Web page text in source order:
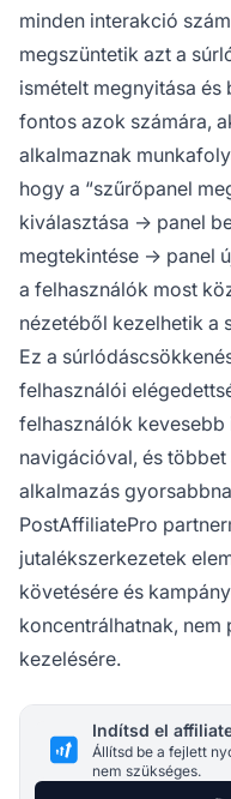
minden interakció
megszüntetik azt a
ismételt megnyitása
fontos azok számára,
alkalmaznak
hogy a “szűrőpanel
kiválasztása → panel
megtekintése → panel
a felhasználók most
nézetéből kezelhetik a
Ez a
felhasználói
felhasználók
navigációval, és
alkalmazás
PostAffiliatePro
jutalékszerkezetek
követésére és
koncentrálhatnak,
kezelésére.
Indítsd el
Állítsd be a fejlett
nem szükséges.